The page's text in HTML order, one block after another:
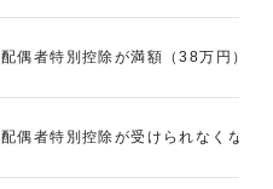
配偶者特別控除が満額（38万円）適
配偶者特別控除が受けられなくなる